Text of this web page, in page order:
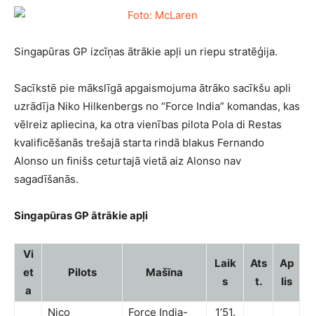
Singapūras GP izcīņas ātrākie apļi un riepu stratēģija.
Sacīkstē pie mākslīgā apgaismojuma ātrāko sacīkšu apli
uzrādīja Niko Hilkenbergs no “Force India” komandas, kas
vēlreiz apliecina, ka otra vienības pilota Pola di Restas
kvalificēšanās trešajā starta rindā blakus Fernando
Alonso un finišs ceturtajā vietā aiz Alonso nav
sagadīšanās.
Singapūras GP ātrākie apļi
Vi
et
a
Pilots Mašīna
Laik
s
Ats
t.
Ap
lis
Nico
Force India-
1’51.